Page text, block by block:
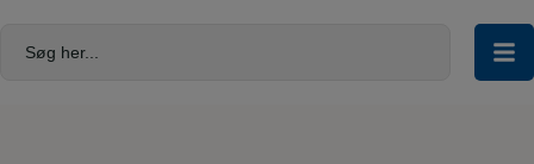
indholdet
Søg her...